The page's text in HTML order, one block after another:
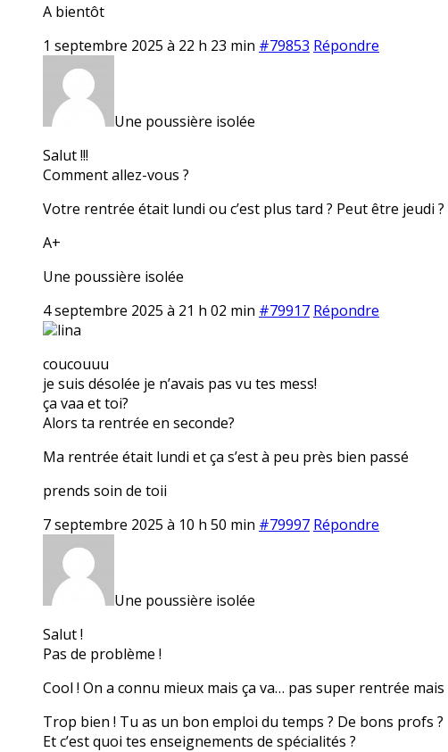
A bientôt
1 septembre 2025 à 22 h 23 min #79853 Répondre
Une poussière isolée
Salut !!!
Comment allez-vous ?
Votre rentrée était lundi ou c’est plus tard ? Peut être jeudi ?
A+
Une poussière isolée
4 septembre 2025 à 21 h 02 min #79917 Répondre
lina
coucouuu
je suis désolée je n’avais pas vu tes mess!
ça vaa et toi?
Alors ta rentrée en seconde?
Ma rentrée était lundi et ça s’est à peu près bien passé
prends soin de toii
7 septembre 2025 à 10 h 50 min #79997 Répondre
Une poussière isolée
Salut !
Pas de problème !
Cool ! On a connu mieux mais ça va… pas super rentrée
Trop bien ! Tu as un bon emploi du temps ? De bons profs ?
Et c’est quoi tes enseignements de spécialités ?